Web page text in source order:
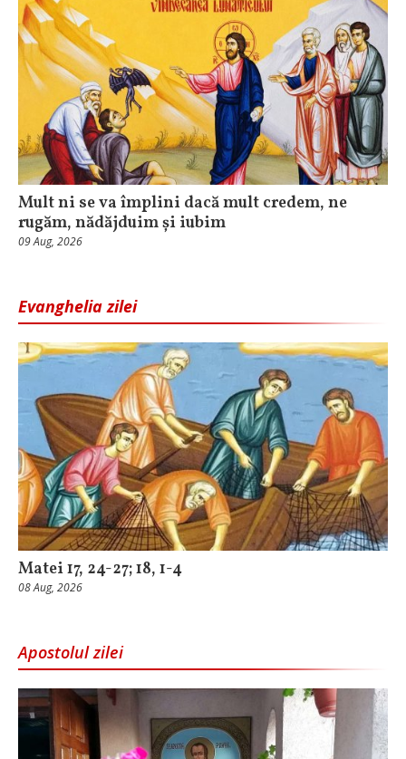
Mult ni se va împlini dacă mult credem, ne
rugăm, nădăjduim și iubim
09 Aug, 2026
Evanghelia zilei
Matei 17, 24-27; 18, 1-4
08 Aug, 2026
Apostolul zilei